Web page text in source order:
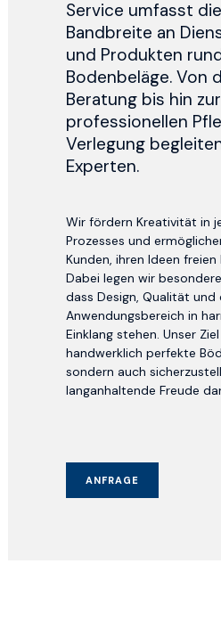
Service umfasst
Bandbreite an
und Produkten
Bodenbeläge. Von
Beratung bis hin zur
professionellen
Verlegung
Experten.
Wir fördern Kreativität in
Prozesses und
Kunden, ihren Ideen freien
Dabei legen wir
dass Design, Qualität
Anwendungsbereich in
Einklang stehen. Unser
handwerklich perfekte
sondern auch
langanhaltende Freude
ANFRAGE